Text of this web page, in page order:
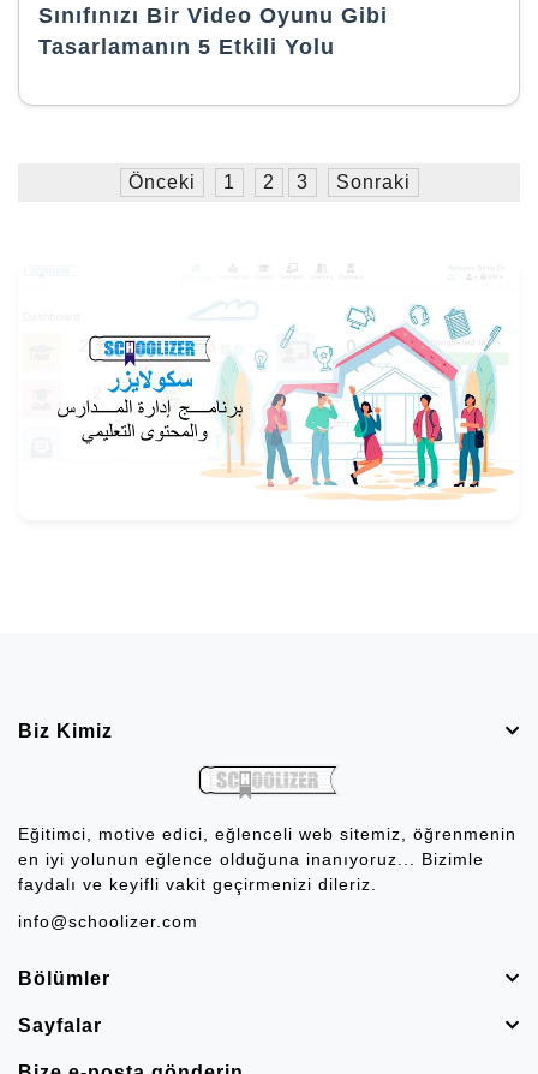
Sınıfınızı Bir Video Oyunu Gibi
Tasarlamanın 5 Etkili Yolu
Önceki 1 2 3 Sonraki
Biz Kimiz
Eğitimci, motive edici, eğlenceli web sitemiz, öğrenmenin
en iyi yolunun eğlence olduğuna inanıyoruz... Bizimle
faydalı ve keyifli vakit geçirmenizi dileriz.
info@schoolizer.com
Bölümler
Sayfalar